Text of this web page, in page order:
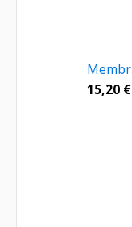
15,20 €